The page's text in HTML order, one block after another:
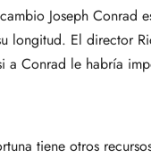
Joseph Conrad
longitud. El director
a Conrad le habría
tiene otros